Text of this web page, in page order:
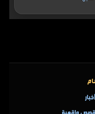
أخبار
قصص واقعية